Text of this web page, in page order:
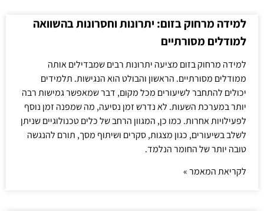
למידה מרחוק בזום: יתרונות וחסרונות בהשוואה
למודלים מסורתיים
למידה מרחוק בזום מציעה יתרונות רבים שמבדילים אותה
ממודלים מסורתיים. הראשון והבולט הוא הנגישות. תלמידים
יכולים להתחבר לשיעורים מכל מקום, דבר שמאפשר גמישות רבה
יותר במערכת השעות. לא נדרש זמן נסיעה, מה שמפנה זמן נוסף
לפעילויות אחרות. כמו כן, המגוון הרחב של כלים טכנולוגיים שניתן
לשלב בשיעורים, כגון מצגות, סקרים ושיתוף מסך, תורם להנגשה
טובה יותר של החומר הנלמד.
לקריאת המאמר »